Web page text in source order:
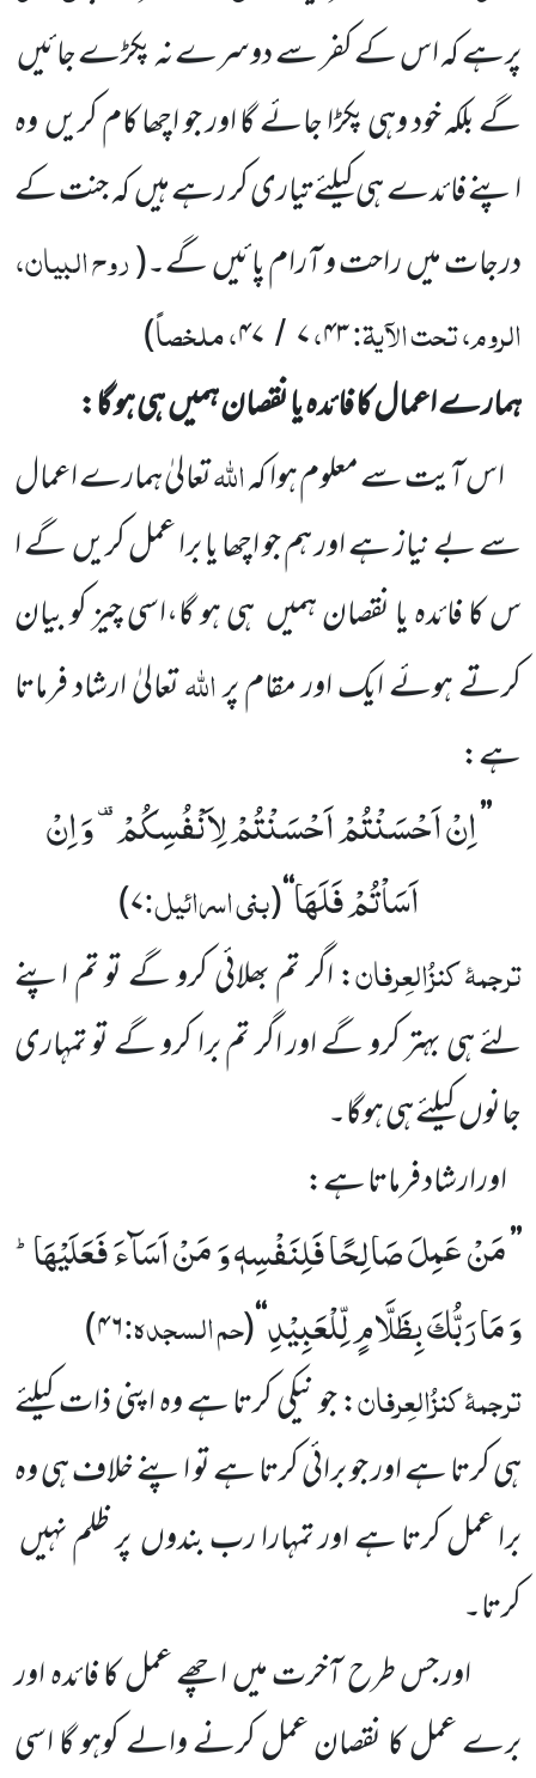
پرہے کہ اس کے کفر سے دوسرے نہ پکڑے جائیں
گے بلکہ خود وہی پکڑا جائے گا اور جو اچھا کام کریںوہ
اپنے فائدے ہی کیلئے تیاری کر رہے ہیںکہ جنت کے
درجات میںراحت و آرام پائیںگے۔(روح البیان،
الروم، تحت الآیۃ:۴۳،۷ / ۴۷، ملخصاً)
ہمارے اعمال کا فائدہ یا نقصان ہمیںہی ہو گا:
اس آیت سے معلوم ہواکہاللہتعالیٰ ہمارے اعمال
سے بے نیاز ہے اور ہم جو اچھا یا برا عمل کریںگے ا
س کافائدہ یا نقصان ہمیں ہی ہو گا،اسی چیز کو بیان
کرتے ہوئے ایک اور مقام پراللہتعالیٰ ارشاد فرماتا
ہے:
’’اِنْ اَحْسَنْتُمْ اَحْسَنْتُمْ لِاَنْفُسِكُمْ-وَ اِنْ
اَسَاْتُمْ فَلَهَا‘‘
(بنی اسرائیل:۷)
ترجمۂکنزُالعِرفان: اگر تم بھلائی کرو گے تو تم اپنے
لئے ہیبہتر کرو گے اور اگر تم برا کرو گے تو تمہاری
جانوںکیلئے ہی ہوگا۔
اورارشاد فرماتا ہے:
’’مَنْ عَمِلَ صَالِحًا فَلِنَفْسِهٖ وَ مَنْ اَسَآءَ فَعَلَیْهَاؕ-
وَ مَا رَبُّكَ بِظَلَّامٍ لِّلْعَبِیْدِ‘‘
(حم السجدہ:۴۶)
ترجمۂکنزُالعِرفان: جو نیکی کرتا ہے وہ اپنی ذات کیلئے
ہی کرتا ہے اور جو برائی کرتا ہے تو اپنے خلاف ہی وہ
برا عمل کرتا ہے اور تمہارا رب بندوںپر ظلم نہیں
کرتا۔
اور جس طرح آخرت میں اچھے عمل کا فائدہ اور
برے عمل کا نقصان عمل کرنے والے کوہو گا اسی